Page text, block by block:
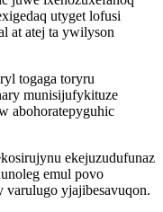
utyget lofusi
at atej ta ywilyson
togaga toryru
munisijufykituze
abohoratepyguhic
ekejuzudufunaz
emul povo
yjajibesavuqon.